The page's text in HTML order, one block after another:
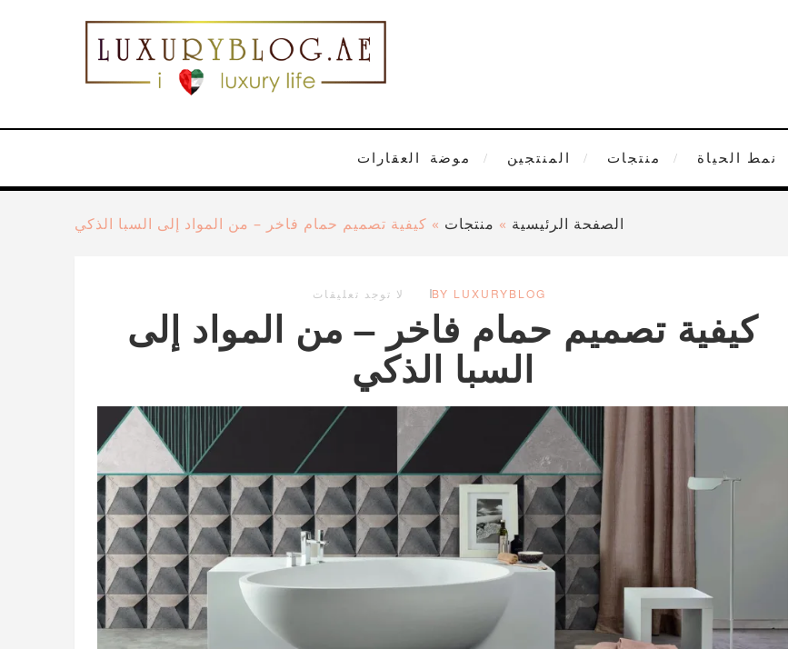
نمط الحياة منتجات المنتجين موضة العقارات
الصفحة الرئيسية » منتجات » كيفية تصميم حمام فاخر – من المواد إلى السبا الذكي
BY LUXURYBLOG لا توجد تعليقات
كيفية تصميم حمام فاخر – من المواد إلى
السبا الذكي